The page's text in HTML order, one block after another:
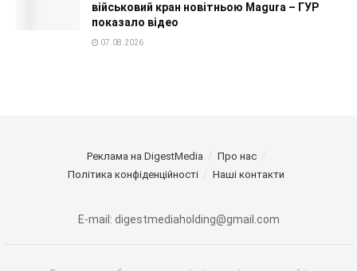
військовий кран новітньою Magura – ГУР
показало відео
07.08.2026
Реклама на DigestMedia
Про нас
Політика конфіденційності
Наші контакти
E-mail: digestmediaholding@gmail.com